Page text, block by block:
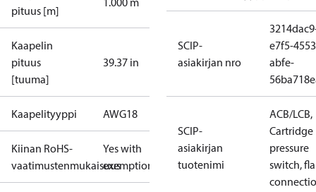
pituus [m]
Kaapelin
pituus
[tuuma]
39.37 in
Kaapelityyppi AWG18
Kiinan RoHS-
vaatimustenmukaisuus
Yes with
exemptions
SCIP-
asiakirjan nro
e7f5-
abfe-
SCIP-
asiakirjan
tuotenimi
ACB/LCB,
Cartridge
pressure
switch,